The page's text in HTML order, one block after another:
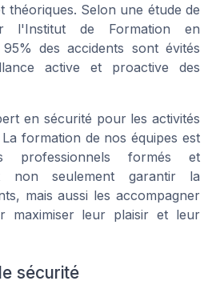
théoriques. Selon une étude de
l'Institut de Formation en
des accidents sont évités
active et proactive des
en sécurité pour les activités
formation de nos équipes est
professionnels formés et
non seulement garantir la
mais aussi les accompagner
maximiser leur plaisir et leur
sécurité